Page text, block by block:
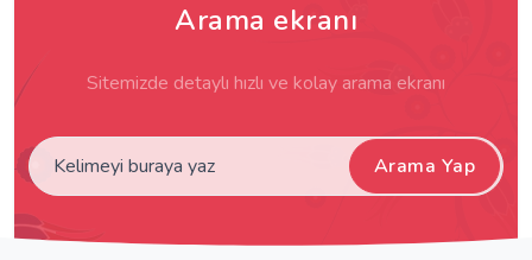
Arama ekranı
Sitemizde detaylı hızlı ve kolay arama ekranı
Arama Yap